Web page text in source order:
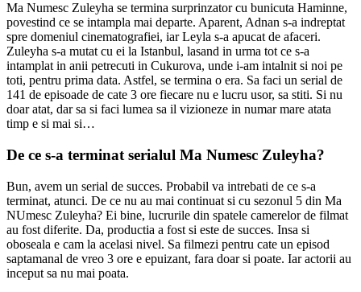
Ma Numesc Zuleyha se termina surprinzator cu bunicuta Haminne,
povestind ce se intampla mai departe. Aparent, Adnan s-a indreptat
spre domeniul cinematografiei, iar Leyla s-a apucat de afaceri.
Zuleyha s-a mutat cu ei la Istanbul, lasand in urma tot ce s-a
intamplat in anii petrecuti in Cukurova, unde i-am intalnit si noi pe
toti, pentru prima data. Astfel, se termina o era. Sa faci un serial de
141 de episoade de cate 3 ore fiecare nu e lucru usor, sa stiti. Si nu
doar atat, dar sa si faci lumea sa il vizioneze in numar mare atata
timp e si mai si…
De ce s-a terminat serialul Ma Numesc Zuleyha?
Bun, avem un serial de succes. Probabil va intrebati de ce s-a
terminat, atunci. De ce nu au mai continuat si cu sezonul 5 din Ma
NUmesc Zuleyha? Ei bine, lucrurile din spatele camerelor de filmat
au fost diferite. Da, productia a fost si este de succes. Insa si
oboseala e cam la acelasi nivel. Sa filmezi pentru cate un episod
saptamanal de vreo 3 ore e epuizant, fara doar si poate. Iar actorii au
inceput sa nu mai poata.